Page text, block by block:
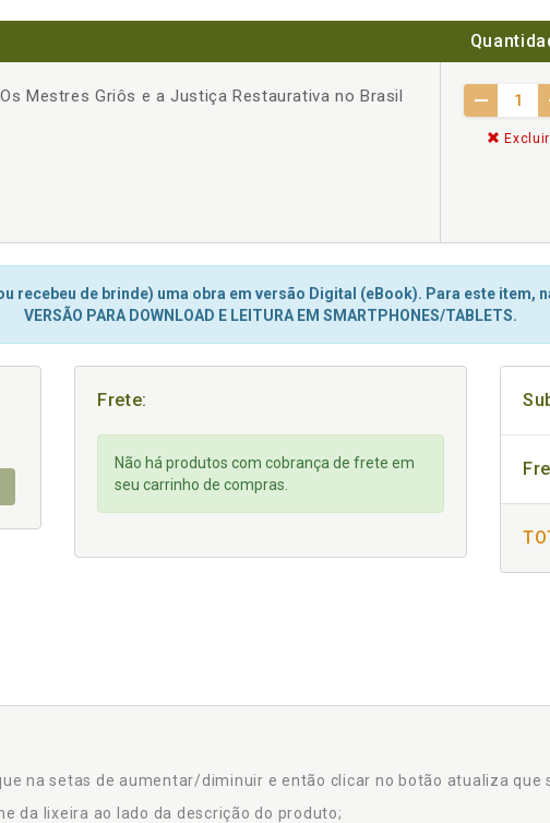
Mestres Griôs e a Justiça Restaurativa no Brasil
+
Excluir
recebeu de brinde) uma obra em versão Digital (eBook). Para este item,
VERSÃO PARA DOWNLOAD E LEITURA EM SMARTPHONES/TABLETS.
Frete:
Não há produtos com cobrança de frete em
seu carrinho de compras.
na setas de aumentar/diminuir e então clicar no botão atualiza que
da lixeira ao lado da descrição do produto;